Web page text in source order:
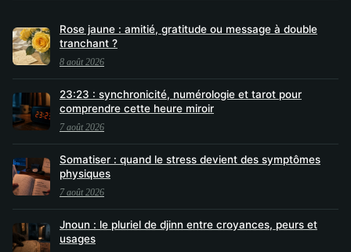
Rose jaune : amitié, gratitude ou message à double
tranchant ?
8 août 2026
23:23 : synchronicité, numérologie et tarot pour
comprendre cette heure miroir
7 août 2026
Somatiser : quand le stress devient des symptômes
physiques
7 août 2026
Jnoun : le pluriel de djinn entre croyances, peurs et
usages